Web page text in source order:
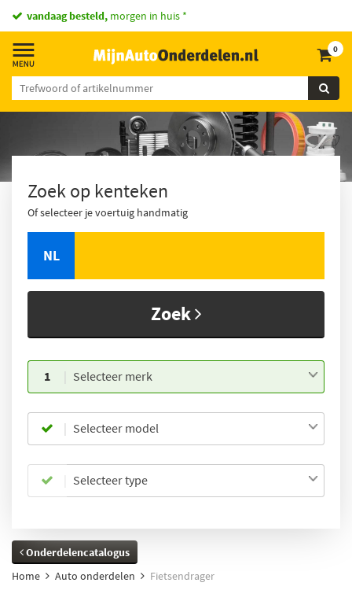
vandaag besteld, morgen in huis *
0
Zoek op kenteken
Of selecteer je voertuig handmatig
NL
Zoek
1 Selecteer merk
Selecteer model
Selecteer type
Onderdelencatalogus
Home
Auto onderdelen Fietsendrager